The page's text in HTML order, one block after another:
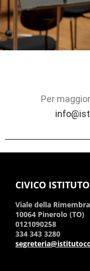
Per
CIVICO
Viale della
10064 Pinerolo (TO)
0121090258
334 343 3280